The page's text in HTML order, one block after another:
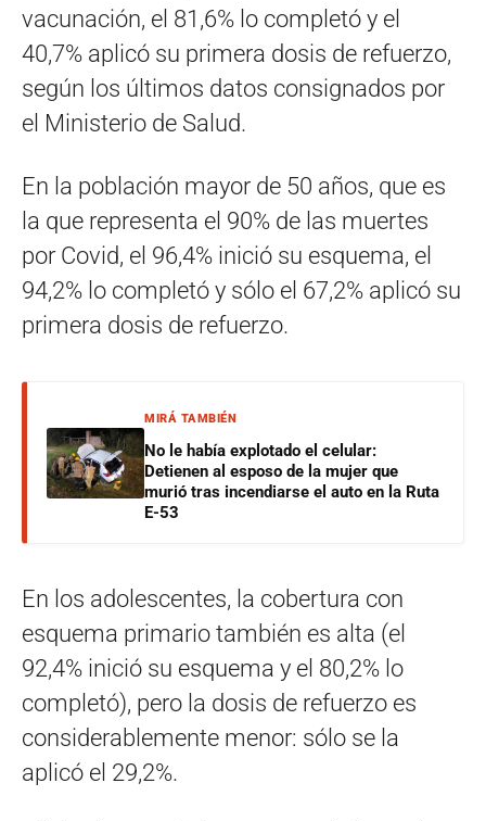
vacunación, el 81,6% lo completó y el
40,7% aplicó su primera dosis de refuerzo,
según los últimos datos consignados por
el Ministerio de Salud.
En la población mayor de 50 años, que es
la que representa el 90% de las muertes
por Covid, el 96,4% inició su esquema, el
94,2% lo completó y sólo el 67,2% aplicó su
primera dosis de refuerzo.
MIRÁ TAMBIÉN
No le había explotado el celular:
Detienen al esposo de la mujer que
murió tras incendiarse el auto en la Ruta
E-53
En los adolescentes, la cobertura con
esquema primario también es alta (el
92,4% inició su esquema y el 80,2% lo
completó), pero la dosis de refuerzo es
considerablemente menor: sólo se la
aplicó el 29,2%.